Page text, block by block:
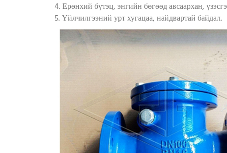
4. Ерөнхий бүтэц, энгийн бөгөөд авсаархан,
5. Үйлчилгээний урт хугацаа, найдвартай байдал.